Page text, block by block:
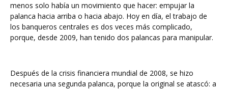
menos solo había un movimiento que hacer: empujar la
palanca hacia arriba o hacia abajo. Hoy en día, el trabajo de
los banqueros centrales es dos veces más complicado,
porque, desde 2009, han tenido dos palancas para manipular.
Después de la crisis financiera mundial de 2008, se hizo
necesaria una segunda palanca, porque la original se atascó: a